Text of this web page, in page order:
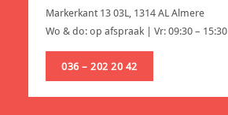
Markerkant 13 03L, 1314 AL Almere
Wo & do: op afspraak | Vr: 09:30 – 15:30
036 – 202 20 42